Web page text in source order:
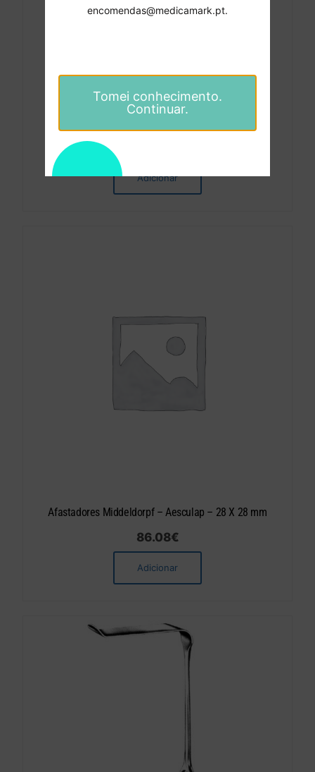
Adicionar
Afastadores Middeldorpf – Aesculap – 28 X 28 mm
86.08€
Adicionar
encomendas@medicamark.pt.
Tomei conhecimento.
Continuar.